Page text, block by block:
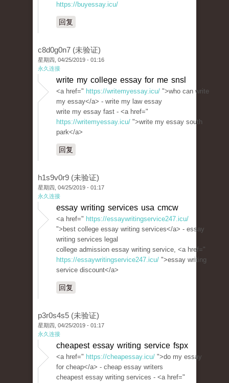
https://buyessay.icu/
回复
c8d0g0n7 (未验证)
星期四, 04/25/2019 - 01:16
永久连接
write my college essay for me snsl
<a href=" https://writemyessay.icu/ ">who can write
my essay</a> - write my law essay
write my essay fast - <a href="
https://writemyessay.icu/ ">write my essay south
park</a>
回复
h1s9v0r9 (未验证)
星期四, 04/25/2019 - 01:17
永久连接
essay writing services usa cmcw
<a href=" https://essaywritingservice247.icu/
">best college essay writing services</a> - essay
writing services legal
college admission essay writing service, <a href="
https://essaywritingservice247.icu/ ">essay writing
service discount</a>
回复
p3r0s4s5 (未验证)
星期四, 04/25/2019 - 01:17
永久连接
cheapest essay writing service fspx
<a href=" https://cheapessay.icu/ ">do my essay
for cheap</a> - cheap essay writers
cheapest essay writing services - <a href="